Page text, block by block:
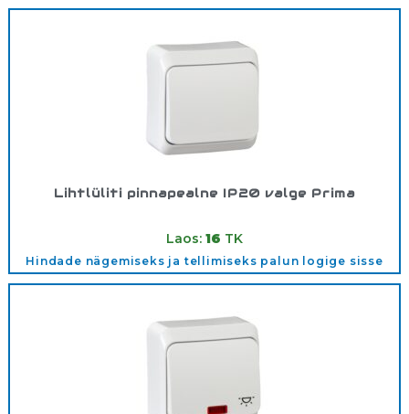
Lihtlüliti pinnapealne IP20 valge Prima
Laos: 16 TK
Hindade nägemiseks ja tellimiseks palun logige sisse